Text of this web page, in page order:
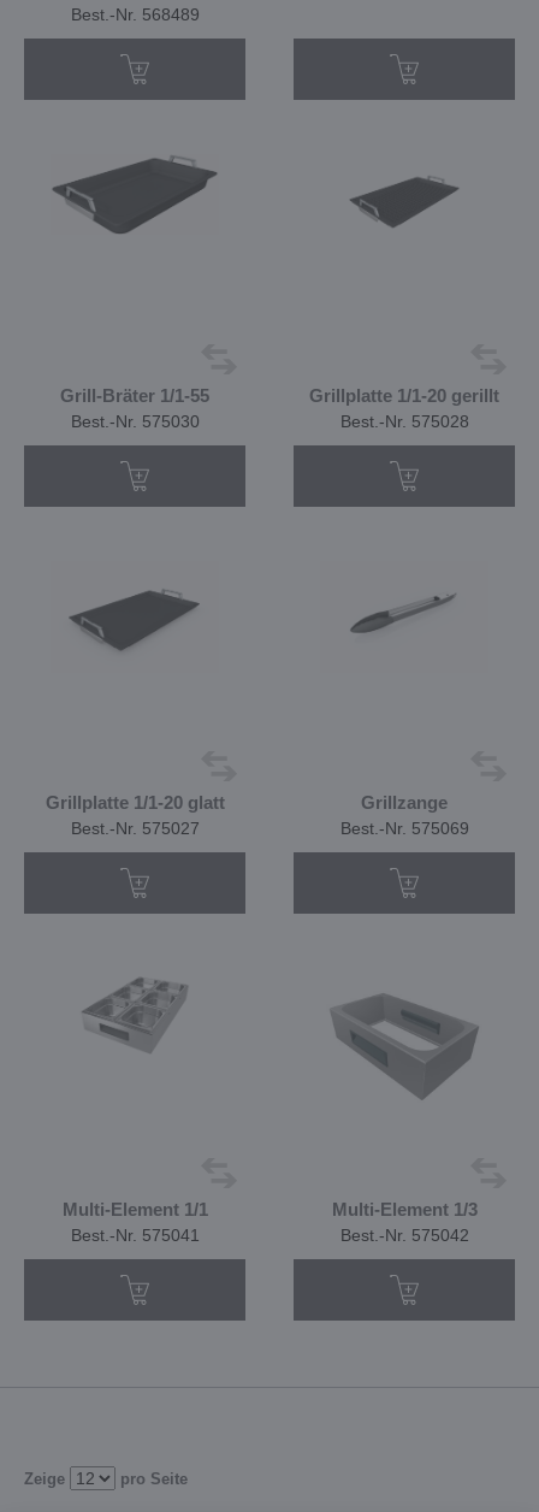
Best.-Nr. 568489
Grill-Bräter 1/1-55
Best.-Nr. 575030
Grillplatte 1/1-20 gerillt
Best.-Nr. 575028
Grillplatte 1/1-20 glatt
Best.-Nr. 575027
Grillzange
Best.-Nr. 575069
Multi-Element 1/1
Best.-Nr. 575041
Multi-Element 1/3
Best.-Nr. 575042
Zeige pro Seite